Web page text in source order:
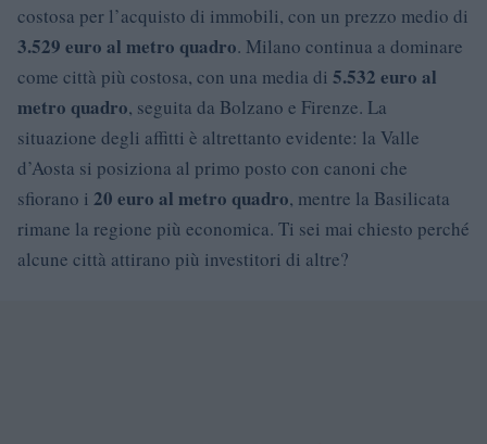
costosa per l’acquisto di immobili, con un prezzo medio di
3.529 euro al metro quadro. Milano continua a dominare
come città più costosa, con una media di 5.532 euro al
metro quadro, seguita da Bolzano e Firenze. La
situazione degli affitti è altrettanto evidente: la Valle
d’Aosta si posiziona al primo posto con canoni che
sfiorano i 20 euro al metro quadro, mentre la Basilicata
rimane la regione più economica. Ti sei mai chiesto perché
alcune città attirano più investitori di altre?